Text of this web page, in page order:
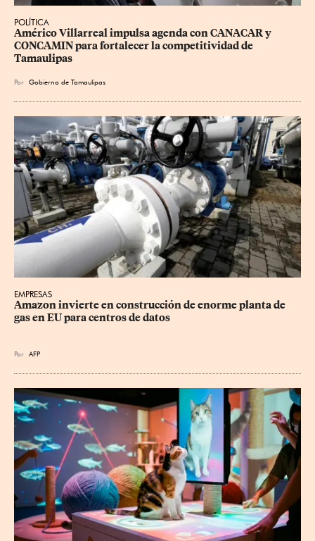
POLÍTICA
Américo Villarreal impulsa agenda con CANACAR y
CONCAMIN para fortalecer la competitividad de
Tamaulipas
Por Gobierno de Tamaulipas
EMPRESAS
Amazon invierte en construcción de enorme planta de
gas en EU para centros de datos
Por AFP